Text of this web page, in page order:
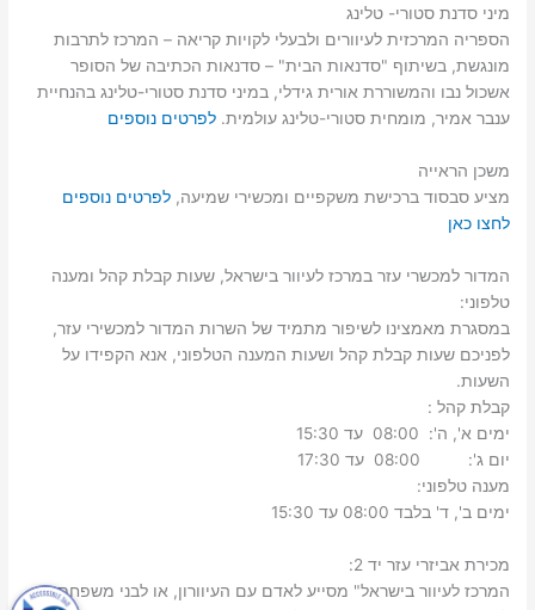
מיני סדנת סטורי- טלינג
הספריה המרכזית לעיוורים ולבעלי לקויות קריאה – המרכז לתרבות
מונגשת, בשיתוף "סדנאות הבית" – סדנאות הכתיבה של הסופר
אשכול נבו והמשוררת אורית גידלי, במיני סדנת סטורי-טלינג בהנחיית
ענבר אמיר, מומחית סטורי-טלינג עולמית.לפרטים נוספים
משכן הראייה
מציע סבסוד ברכישת משקפיים ומכשירי שמיעה,לפרטים נוספים
לחצו כאן
המדור למכשרי עזר במרכז לעיוור בישראל, שעות קבלת קהל ומענה
טלפוני:
במסגרת מאמצינו לשיפור מתמיד של השרות המדור למכשירי עזר,
לפניכם שעות קבלת קהל ושעות המענה הטלפוני, אנא הקפידו על
השעות.
קבלת קהל :
ימים א', ה': 08:00 עד 15:30
יום ג': 08:00 עד 17:30
מענה טלפוני:
ימים ב', ד' בלבד 08:00 עד 15:30
מכירת אביזרי עזר יד 2:
המרכז לעיוור בישראל" מסייע לאדם עם העיוורון, או לבני משפחתו,